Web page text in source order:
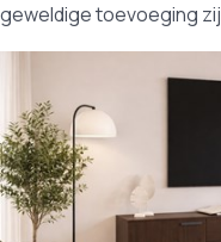
geweldige toevoeging